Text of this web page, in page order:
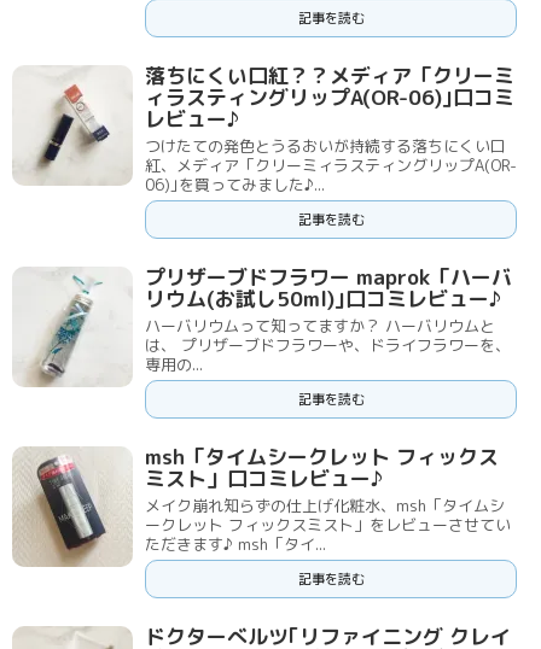
記事を読む
落ちにくい口紅？？メディア「クリーミ
ィラスティングリップA(OR-06)｣口コミ
レビュー♪
つけたての発色とうるおいが持続する落ちにくい口
紅、メディア「クリーミィラスティングリップA(OR-
06)｣を買ってみました♪...
記事を読む
プリザーブドフラワー maprok「ハーバ
リウム(お試し50ml)｣口コミレビュー♪
ハーバリウムって知ってますか？ ハーバリウムと
は、 プリザーブドフラワーや、ドライフラワーを、
専用の...
記事を読む
msh「タイムシークレット フィックス
ミスト」口コミレビュー♪
メイク崩れ知らずの仕上げ化粧水、msh「タイムシ
ークレット フィックスミスト」をレビューさせてい
ただきます♪ msh「タイ...
記事を読む
ドクターべルツ｢リファイニング クレイ